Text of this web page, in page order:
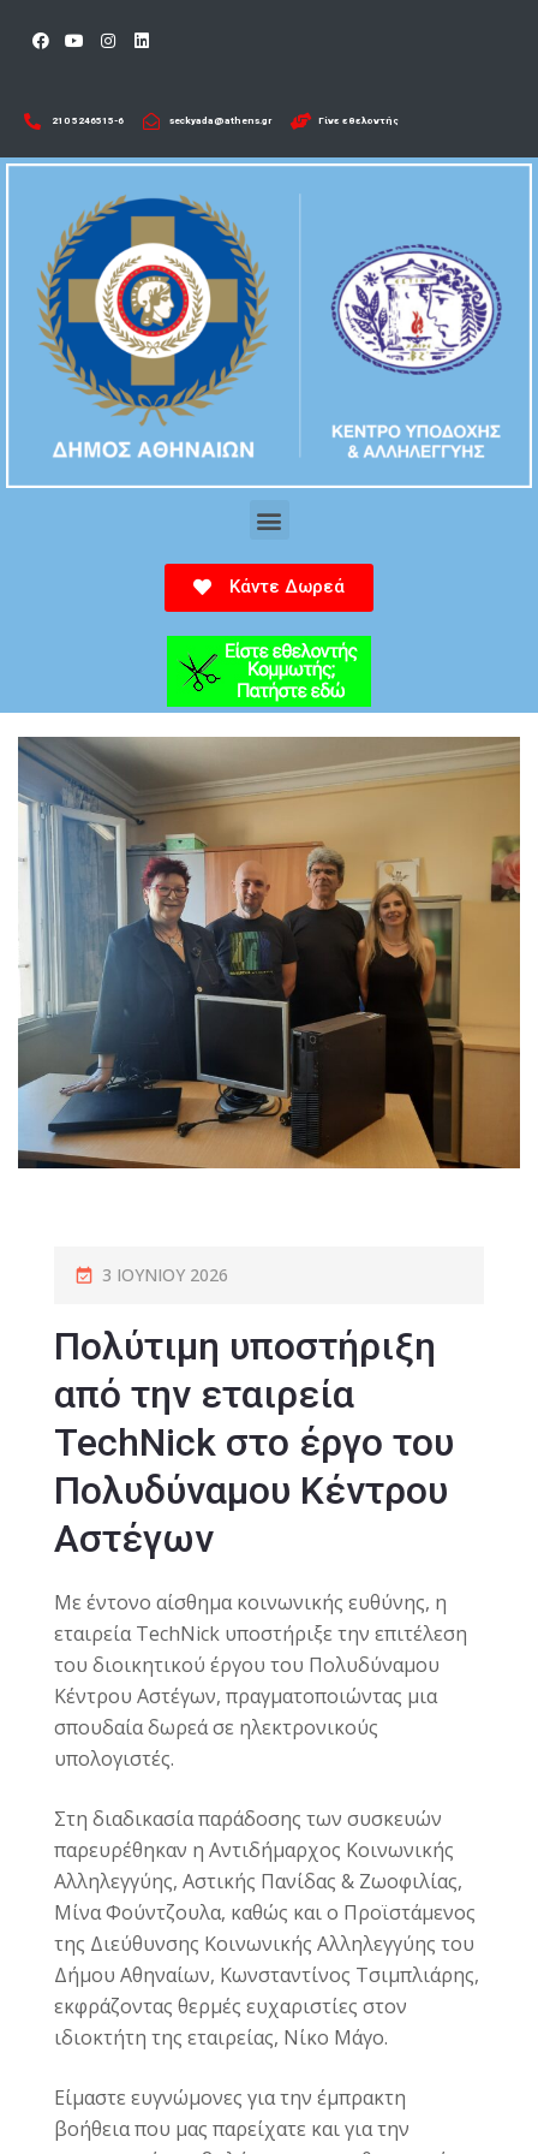
210 5246515-6​ seckyada@athens.gr Γίνε εθελοντής
Κάντε Δωρεά
3 ΙΟΥΝΊΟΥ 2026
Πολύτιμη υποστήριξη
από την εταιρεία
TechNick στο έργο του
Πολυδύναμου Κέντρου
Αστέγων
Με έντονο αίσθημα κοινωνικής ευθύνης, η
εταιρεία TechNick υποστήριξε την επιτέλεση
του διοικητικού έργου του Πολυδύναμου
Κέντρου Αστέγων, πραγματοποιώντας μια
σπουδαία δωρεά σε ηλεκτρονικούς
υπολογιστές.
Στη διαδικασία παράδοσης των συσκευών
παρευρέθηκαν η Αντιδήμαρχος Κοινωνικής
Αλληλεγγύης, Αστικής Πανίδας & Ζωοφιλίας,
Μίνα Φούντζουλα, καθώς και ο Προϊστάμενος
της Διεύθυνσης Κοινωνικής Αλληλεγγύης του
Δήμου Αθηναίων, Κωνσταντίνος Τσιμπλιάρης,
εκφράζοντας θερμές ευχαριστίες στον
ιδιοκτήτη της εταιρείας, Νίκο Μάγο.
Είμαστε ευγνώμονες για την έμπρακτη
βοήθεια που μας παρείχατε και για την